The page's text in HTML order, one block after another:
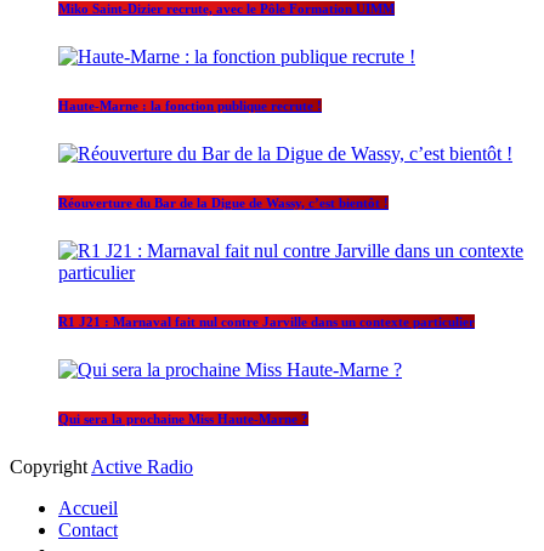
Miko Saint-Dizier recrute, avec le Pôle Formation UIMM
Haute-Marne : la fonction publique recrute !
Réouverture du Bar de la Digue de Wassy, c’est bientôt !
R1 J21 : Marnaval fait nul contre Jarville dans un contexte particulier
Qui sera la prochaine Miss Haute-Marne ?
Copyright Active Radio
Accueil
Contact